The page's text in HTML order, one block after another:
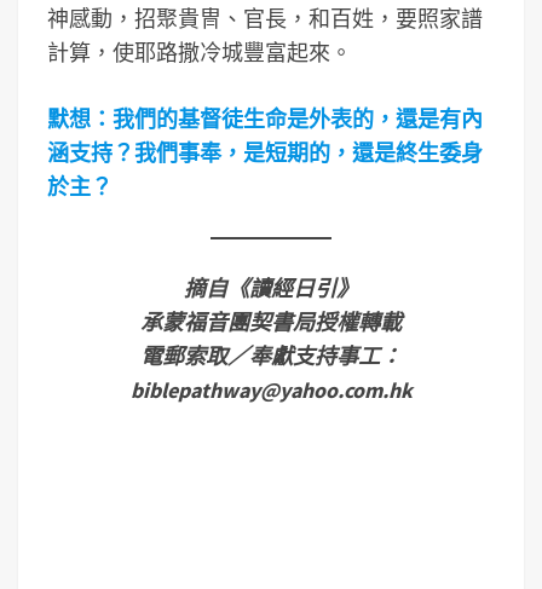
神感動，招聚貴冑、官長，和百姓，要照家譜
計算，使耶路撒冷城豐富起來。
默想：我們的基督徒生命是外表的，還是有內
涵支持？我們事奉，是短期的，還是終生委身
於主？
摘自《讀經日引》
承蒙福音團契書局授權轉載
電郵索取／奉獻支持事工：
biblepathway@yahoo.com.hk